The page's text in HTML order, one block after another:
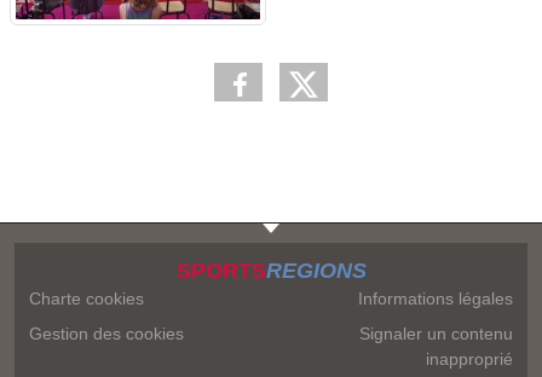
SPORTSREGIONS
Charte cookies
Gestion des cookies
Informations légales
Signaler un contenu
inapproprié